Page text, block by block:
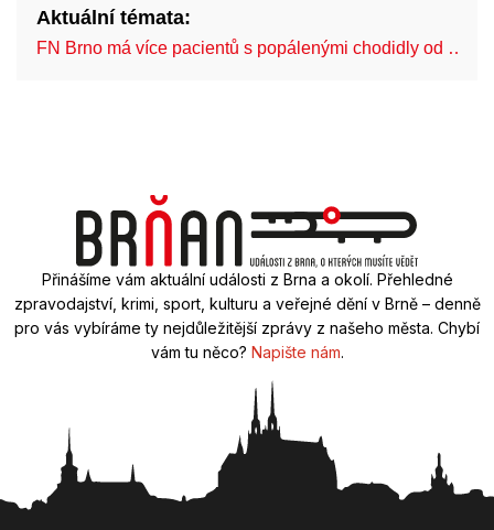
Aktuální témata:
FN Brno má více pacientů s popálenými chodidly od …
Přinášíme vám aktuální události z Brna a okolí. Přehledné
zpravodajství, krimi, sport, kulturu a veřejné dění v Brně – denně
pro vás vybíráme ty nejdůležitější zprávy z našeho města. Chybí
vám tu něco? Napište nám.